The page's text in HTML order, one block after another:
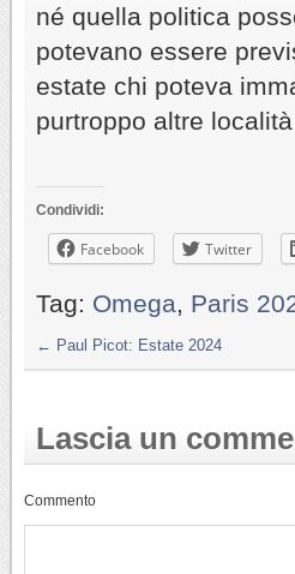
né quella politica
potevano essere
estate chi poteva
purtroppo altre
Condividi:
Facebook Twitter
Tag: Omega, Paris
← Paul Picot: Estate 2024
Lascia un
Commento